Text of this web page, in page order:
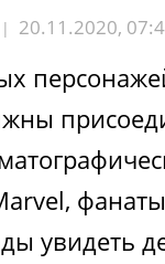
| 20.11.2020,
фанаты
увидеть